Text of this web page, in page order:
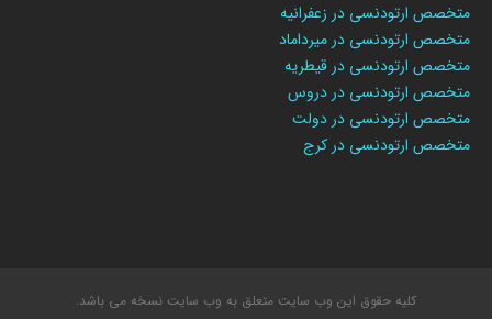
متخصص ارتودنسی در زعفرانیه
متخصص ارتودنسی در میرداماد
متخصص ارتودنسی در قیطریه
متخصص ارتودنسی در دروس
متخصص ارتودنسی در دولت
متخصص ارتودنسی در کرج
کلیه حقوق این وب سایت متعلق به وب سایت نسخه می باشد.